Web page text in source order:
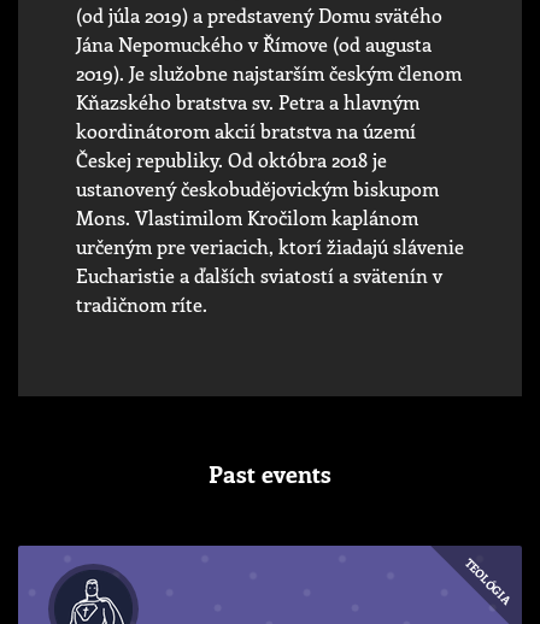
(od júla 2019) a predstavený Domu svätého
Jána Nepomuckého v Římove (od augusta
2019). Je služobne najstarším českým členom
Kňazského bratstva sv. Petra a hlavným
koordinátorom akcií bratstva na území
Českej republiky. Od októbra 2018 je
ustanovený českobudějovickým biskupom
Mons. Vlastimilom Kročilom kaplánom
určeným pre veriacich, ktorí žiadajú slávenie
Eucharistie a ďalších sviatostí a svätenín v
tradičnom ríte.
Past events
TEOLÓGIA